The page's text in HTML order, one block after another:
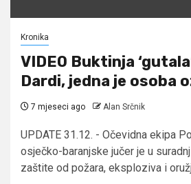
Kronika
VIDEO Buktinja
Dardi, jedna je osoba
7 mjeseci ago Alan Srčnik
UPDATE 31.12. - Očevidna ekipa
osječko-baranjske jučer je u
zaštite od požara, eksploziva i